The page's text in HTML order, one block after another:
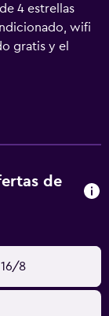
4 estrellas
wifi
gratis y el
pago para ir o
cuenta
información
de Dangriga)
de
8